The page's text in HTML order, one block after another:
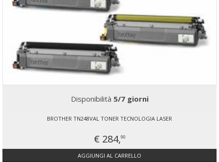
Disponibilità 5/7 giorni
BROTHER TN248VAL TONER TECNOLOGIA LASER
€ 284,90
AGGIUNGI AL CARRELLO